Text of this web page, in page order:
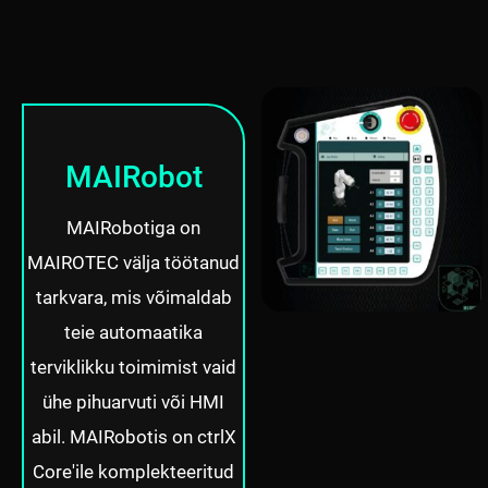
MAIRobot
MAIRobotiga on
MAIROTEC välja töötanud
tarkvara, mis võimaldab
teie automaatika
terviklikku toimimist vaid
ühe pihuarvuti või HMI
abil. MAIRobotis on ctrlX
Core'ile komplekteeritud